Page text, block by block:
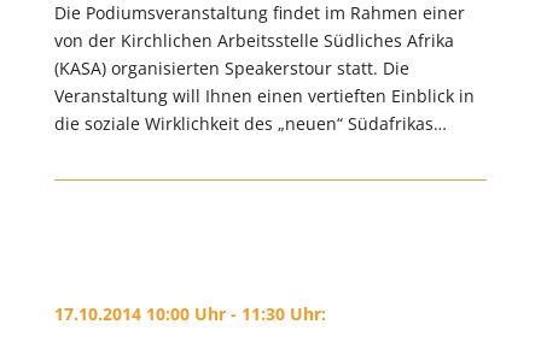
Die Podiumsveranstaltung findet im Rahmen einer
von der Kirchlichen Arbeitsstelle Südliches Afrika
(KASA) organisierten Speakerstour statt. Die
Veranstaltung will Ihnen einen vertieften Einblick in
die soziale Wirklichkeit des „neuen“ Südafrikas…
17.10.2014 10:00 Uhr - 11:30 Uhr: